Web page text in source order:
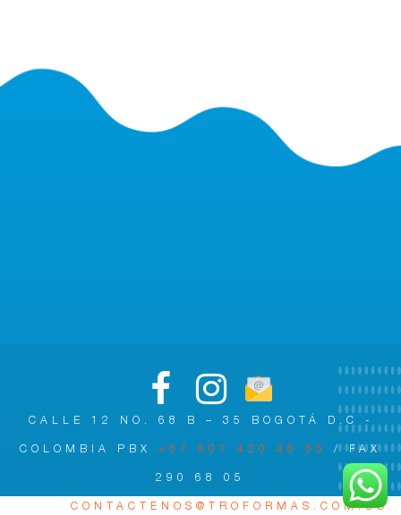
CALLE 12 NO. 68 B – 35 BOGOTÁ D.C -
COLOMBIA PBX +57 601 420 46 55 / FAX
290 68 05
CONTACTENOS@TROFORMAS.COM.CO